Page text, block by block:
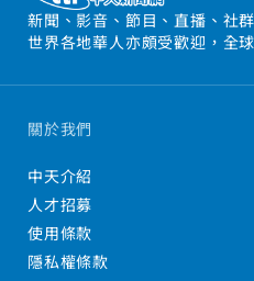
新聞、影音、節目、直播、社
世界各地華人亦頗受歡迎，全
關於我們
中天介紹
人才招募
使用條款
隱私權條款